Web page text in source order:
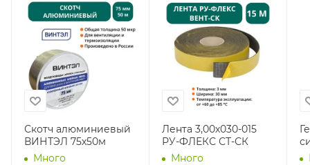
Скотч алюминиевый
ВИНТЭЛ 75х50м
Много
Лента 3,00х030-015
РУ-ФЛЕКС СТ-СК
Много